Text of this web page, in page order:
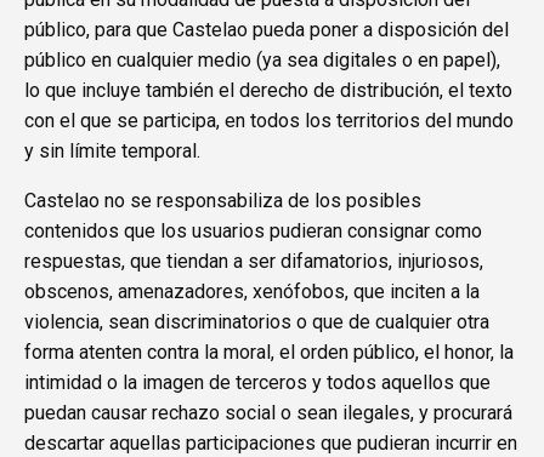
público, para que Castelao pueda poner a disposición del
público en cualquier medio (ya sea digitales o en papel),
lo que incluye también el derecho de distribución, el texto
con el que se participa, en todos los territorios del mundo
y sin límite temporal.
Castelao no se responsabiliza de los posibles
contenidos que los usuarios pudieran consignar como
respuestas, que tiendan a ser difamatorios, injuriosos,
obscenos, amenazadores, xenófobos, que inciten a la
violencia, sean discriminatorios o que de cualquier otra
forma atenten contra la moral, el orden público, el honor, la
intimidad o la imagen de terceros y todos aquellos que
puedan causar rechazo social o sean ilegales, y procurará
descartar aquellas participaciones que pudieran incurrir en